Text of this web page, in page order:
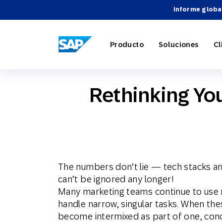
Informe
SAP ENGAGEMENT CLOUD
Producto Soluciones
Socios
Rethinking
The numbers don’t lie — tech stacks
can’t be ignored any longer!
Many marketing teams continue to
handle narrow, singular tasks. When
become intermixed as part of one,